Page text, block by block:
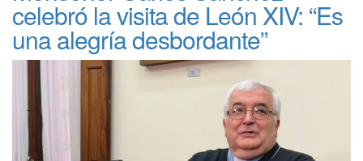
celebró la visita de León XIV: “Es
una alegría desbordante”